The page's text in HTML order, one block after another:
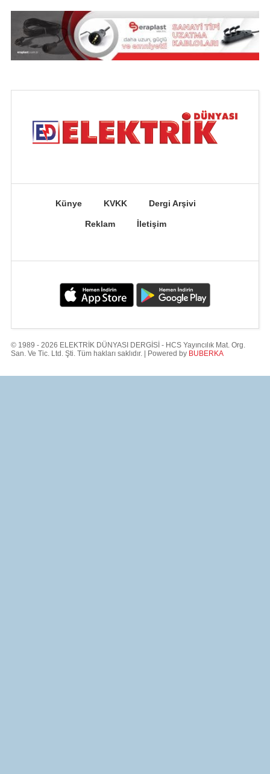
Künye KVKK Dergi Arşivi
Reklam İletişim
© 1989 - 2026 ELEKTRİK DÜNYASI DERGİSİ - HCS Yayıncılık Mat. Org.
San. Ve Tic. Ltd. Şti. Tüm hakları saklıdır. | Powered by BUBERKA